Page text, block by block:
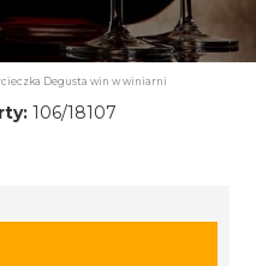
Degusta win w winiarni
106/18107